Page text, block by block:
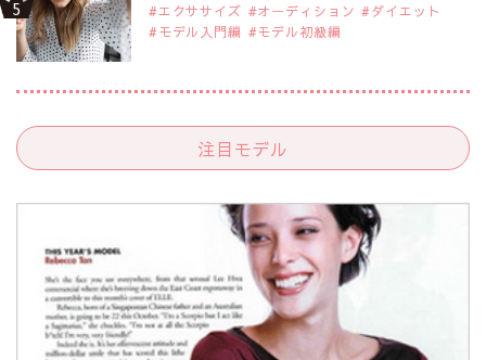
エクササイズ オーディション
ダイエット
モデル入門編
モデル初級編
注目モデル